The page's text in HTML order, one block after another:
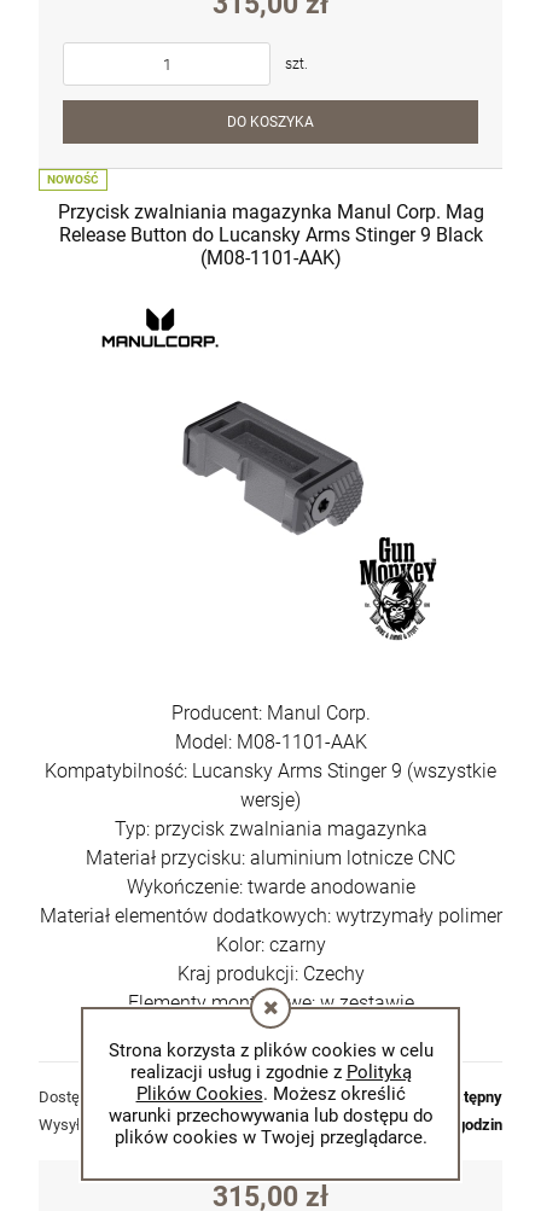
Strona korzysta z plików cookies w celu
realizacji usług i zgodnie z Polityką
Plików Cookies. Możesz określić
warunki przechowywania lub dostępu do
plików cookies w Twojej przeglądarce.
szt.
DO KOSZYKA
Przycisk zwalniania magazynka Manul Corp. Mag
Release Button do Lucansky Arms Stinger 9 Black
(M08-1101-AAK)
Producent: Manul Corp.
Model: M08-1101-AAK
Kompatybilność: Lucansky Arms Stinger 9 (wszystkie
wersje)
Typ: przycisk zwalniania magazynka
Materiał przycisku: aluminium lotnicze CNC
Wykończenie: twarde anodowanie
Materiał elementów dodatkowych: wytrzymały polimer
Kolor: czarny
Kraj produkcji: Czechy
Elementy montażowe: w zestawie
Dostępność:
dostępny
Wysyłka w:
48 godzin
315,00 zł
NOWOŚĆ